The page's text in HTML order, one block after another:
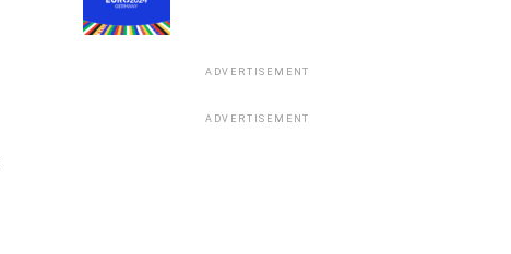
ADVERTISEMENT
ADVERTISEMENT